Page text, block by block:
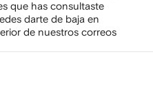
que has consultaste
darte de baja en
de nuestros correos